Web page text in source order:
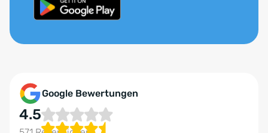
Google Bewertungen
4.5